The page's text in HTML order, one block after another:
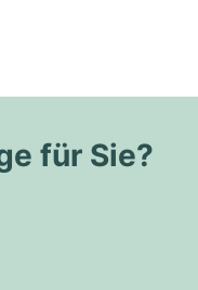
für Sie?